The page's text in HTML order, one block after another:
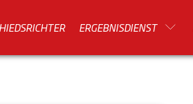
ERGEBNISDIENST